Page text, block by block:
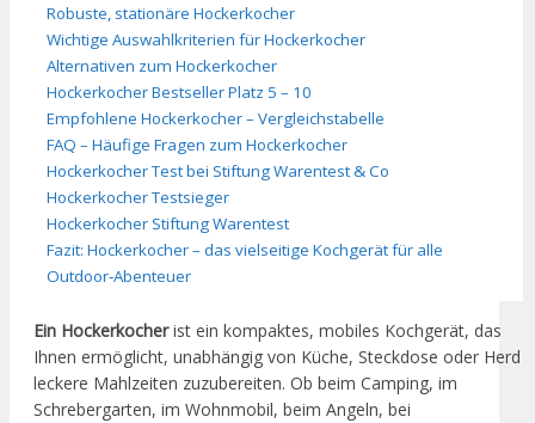
Robuste, stationäre Hockerkocher
Wichtige Auswahlkriterien für Hockerkocher
Alternativen zum Hockerkocher
Hockerkocher Bestseller Platz 5 – 10
Empfohlene Hockerkocher – Vergleichstabelle
FAQ – Häufige Fragen zum Hockerkocher
Hockerkocher Test bei Stiftung Warentest & Co
Hockerkocher Testsieger
Hockerkocher Stiftung Warentest
Fazit: Hockerkocher – das vielseitige Kochgerät für alle
Outdoor‑Abenteuer
Ein Hockerkocherist ein kompaktes, mobiles Kochgerät, das
Ihnen ermöglicht, unabhängig von Küche, Steckdose oder Herd
leckere Mahlzeiten zuzubereiten. Ob beim Camping, im
Schrebergarten, im Wohnmobil, beim Angeln, bei